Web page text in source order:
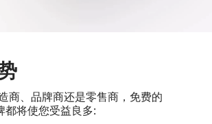
商、品牌商还是零售商，免费的
都将使您受益良多: